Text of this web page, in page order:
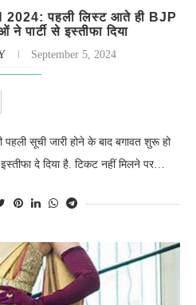
पहली लिस्ट आते ही BJP
पार्टी से इस्तीफा दिया
September 5, 2024
सूची जारी होने के बाद बगावत शुरू हो
दे दिया है. टिकट नहीं मिलने पर…